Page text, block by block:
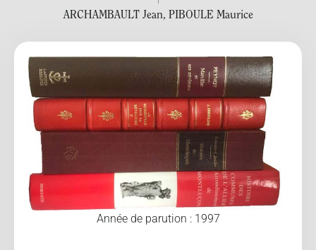
ARCHAMBAULT Jean, PIBOULE Maurice
Année de parution : 1997